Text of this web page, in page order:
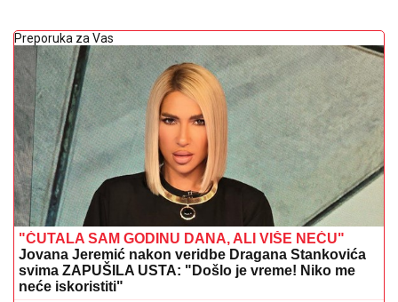
Preporuka za Vas
"ĆUTALA SAM GODINU DANA, ALI VIŠE NEĆU"
Jovana Jeremić nakon veridbe Dragana Stankovića
svima ZAPUŠILA USTA: "Došlo je vreme! Niko me
neće iskoristiti"